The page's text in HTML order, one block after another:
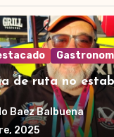
de ruta no
Baez Balbuena
2025